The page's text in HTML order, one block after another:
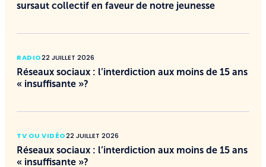
sursaut collectif en faveur de notre jeunesse
RADIO22 JUILLET 2026
Réseaux sociaux : l’interdiction aux moins de 15 ans
« insuffisante »?
TV OU VIDÉO22 JUILLET 2026
Réseaux sociaux : l’interdiction aux moins de 15 ans
« insuffisante »?